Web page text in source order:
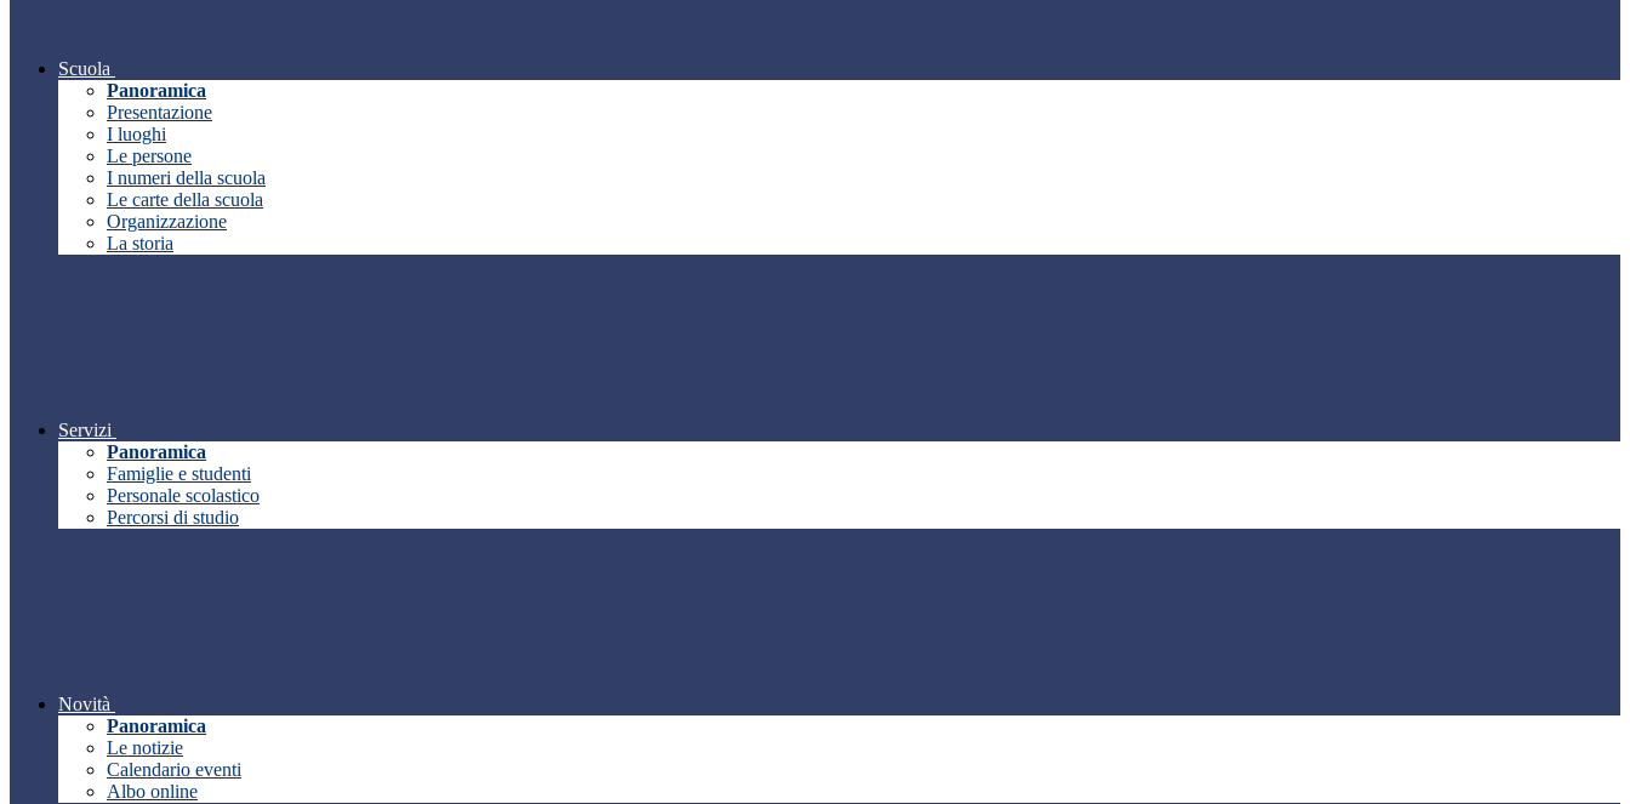
Scuola
Panoramica
Presentazione
I luoghi
Le persone
I numeri della scuola
Le carte della scuola
Organizzazione
La storia
Servizi
Panoramica
Famiglie e studenti
Personale scolastico
Percorsi di studio
Novità
Panoramica
Le notizie
Calendario eventi
Albo online